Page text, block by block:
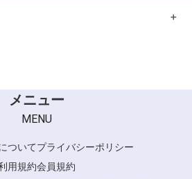
＋
メニュー
MENU
ついてプライバシーポリシー
用規約会員規約